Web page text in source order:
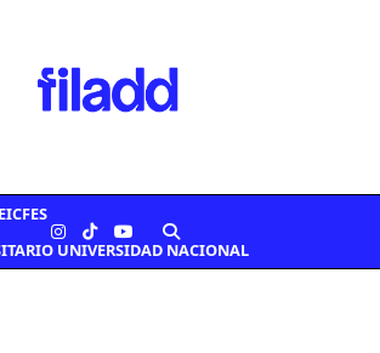
UNIVERSIDAD NACIONAL